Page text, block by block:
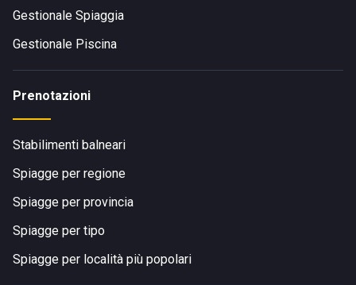
Gestionale Spiaggia
Gestionale Piscina
Prenotazioni
Stabilimenti balneari
Spiagge per regione
Spiagge per provincia
Spiagge per tipo
Spiagge per località più popolari